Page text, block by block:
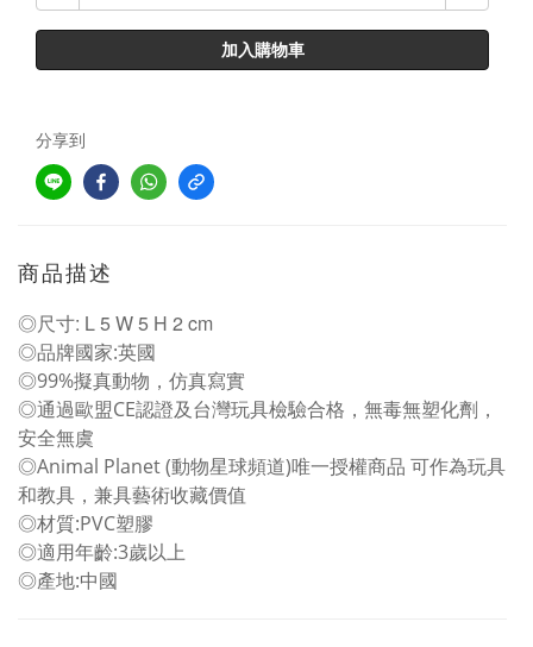
加入購物車
分享到
商品描述
◎尺寸: L 5 W 5 H 2 cm
◎品牌國家:英國
◎99%擬真動物，仿真寫實
◎通過歐盟CE認證及台灣玩具檢驗合格，無毒無塑化劑，
安全無虞
◎Animal Planet (動物星球頻道)唯一授權商品 可作為玩具
和教具，兼具藝術收藏價值
◎材質:PVC塑膠
◎適用年齡:3歲以上
◎產地:中國